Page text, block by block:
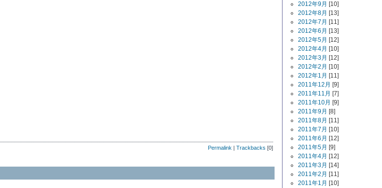
Permalink | Trackbacks [0]
2012年9月 [10]
2012年8月 [13]
2012年7月 [11]
2012年6月 [13]
2012年5月 [12]
2012年4月 [10]
2012年3月 [12]
2012年2月 [10]
2012年1月 [11]
2011年12月 [9]
2011年11月 [7]
2011年10月 [9]
2011年9月 [8]
2011年8月 [11]
2011年7月 [10]
2011年6月 [12]
2011年5月 [9]
2011年4月 [12]
2011年3月 [14]
2011年2月 [11]
2011年1月 [10]